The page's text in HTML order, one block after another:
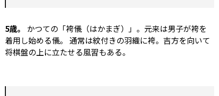
5歳。
かつての「袴儀（はかまぎ）」。元来は男子が袴を
着用し始める儀。 通常は紋付きの羽織に袴。吉方を向いて
将棋盤の上に立たせる風習もある。